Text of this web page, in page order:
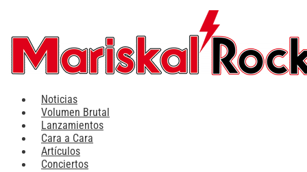
contenido
Noticias
Volumen Brutal
Lanzamientos
Cara a Cara
Artículos
Conciertos